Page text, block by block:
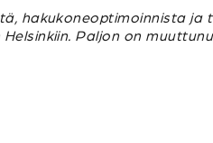
hakukoneoptimoinnista
Paljon on